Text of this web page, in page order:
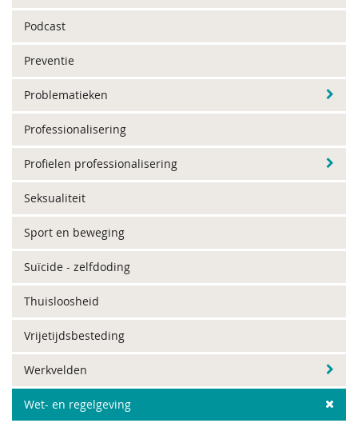
Podcast
Preventie
Problematieken
Professionalisering
Profielen professionalisering
Seksualiteit
Sport en beweging
Suïcide - zelfdoding
Thuisloosheid
Vrijetijdsbesteding
Werkvelden
Wet- en regelgeving